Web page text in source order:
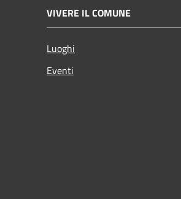
VIVERE IL COMUNE
Luoghi
Eventi